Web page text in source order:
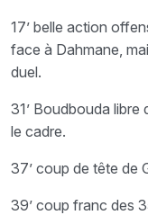
17’ belle action
face à Dahmane,
duel.
31’ Boudbouda
le cadre.
37’ coup de tête de
39’ coup franc des